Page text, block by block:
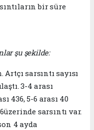
bir süre
şu şekilde:
sarsıntı sayısı
3-4 arası
436, 5-6 arası 40
sarsıntı var.
4 ayda